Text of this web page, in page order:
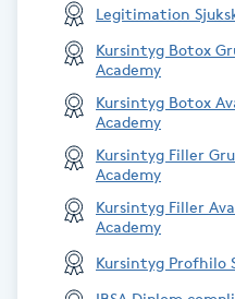
Nagelförlängning silke
Nagelförstärkning
Nagelklippning
Nagelsvamp
Nageltrång
Legitimation
Kursintyg Botox
Academy
Kursintyg Botox
Academy
Kursintyg Filler
Academy
Kursintyg Filler
Academy
Kursintyg Profhilo